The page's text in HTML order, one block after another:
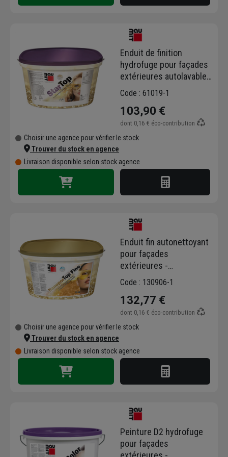
Enduit de finition
hydrofuge pour façades
extérieures autolavables
- Startop Baumit - pot de
Blanc - 25 KG
Code : 61019-1
103,90 €
dont 0,16 € éco-contribution
Choisir une agence pour vérifier le stock
Trouver du stock en agence
Livraison disponible selon stock agence
Enduit fin autonettoyant
pour façades
extérieures -
NanoporTop Fine Baumit
Code : 130906-1
132,77 €
dont 0,16 € éco-contribution
Choisir une agence pour vérifier le stock
Trouver du stock en agence
Livraison disponible selon stock agence
Peinture D2 hydrofuge
pour façades